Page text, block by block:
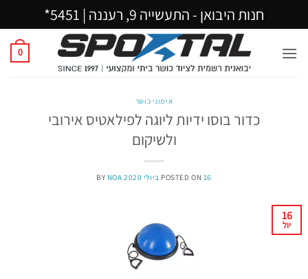
חנות היבואן - התעשייה 9, רעננה | 5451*
0
אימוני כושר
כדור בוסו ידיות ליוגה לפילאטיס אירובי
ולשיקום
POSTED ON 16 ביולי 2020 BY NOA
16
יול